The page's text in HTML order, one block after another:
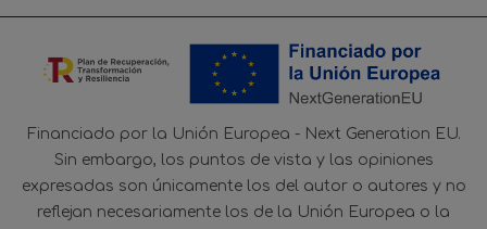
Financiado por la Unión Europea - Next Generation EU.
Sin embargo, los puntos de vista y las opiniones
expresadas son únicamente los del autor o autores y no
reflejan necesariamente los de la Unión Europea o la